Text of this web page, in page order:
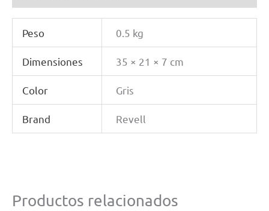
Peso 0.5 kg
Dimensiones 35 × 21 × 7 cm
Color Gris
Brand Revell
Productos relacionados